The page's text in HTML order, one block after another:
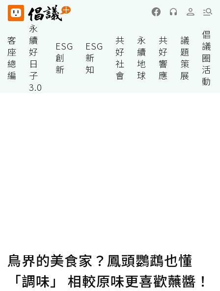
客
座
總
編
永
續
好
日
子
3.0
ESG
創
新
ESG
新
知
共
好
社
會
永
續
地
球
共
好
響
應
議
題
策
展
倡
議
圈
活
動
鳥界的美食家？鳳頭鸚鵡也懂
「調味」 相較原味更喜歡蘸醬！